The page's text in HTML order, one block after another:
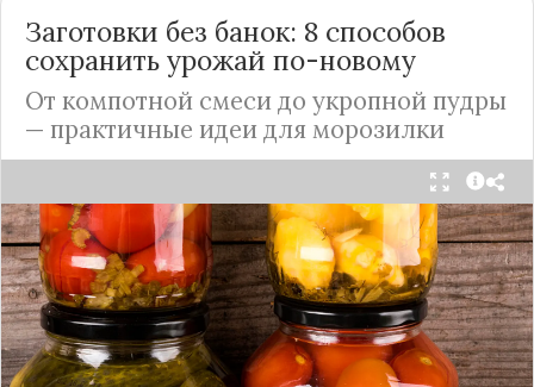
Заготовки без банок: 8 способов
сохранить урожай по-новому
От компотной смеси до укропной пудры
— практичные идеи для морозилки
Каждый год, когда приходит пора богатого
урожая, я стараюсь сохранить максимум летних
витаминов. Закатки в банки — это, безусловно,
классика, которая никуда не уходит из нашей
жизни. Но современный подход к хранению
продуктов показывает, что есть и более простые,
быстрые и удобные способы.